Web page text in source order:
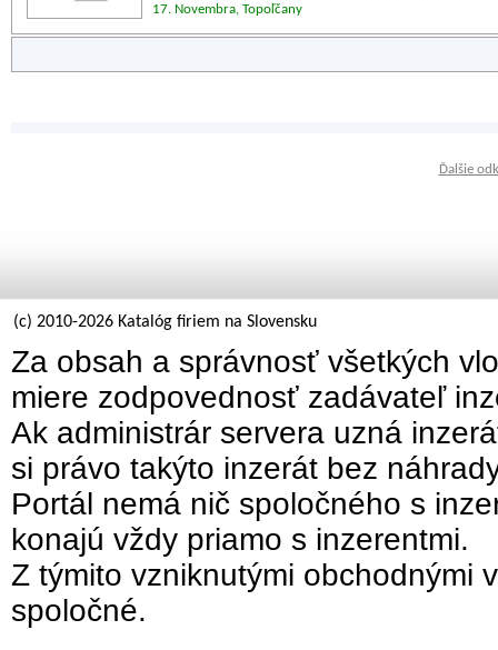
17. Novembra, Topoľčany
Ďalšie
(c) 2010-2026 Katalóg firiem na Slovensku
Za obsah a správnosť všetkých
miere zodpovednosť zadávateľ
Ak administrár servera uzná
si právo takýto inzerát bez
Portál nemá nič spoločného s
konajú vždy priamo s inzerentmi.
Z týmito vzniknutými obchodnými
spoločné.